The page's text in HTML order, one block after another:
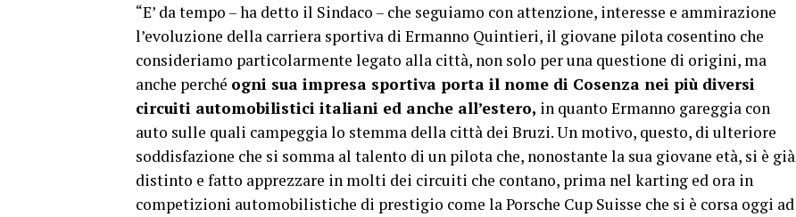
“E’ da tempo – ha detto il Sindaco – che seguiamo con attenzione, interesse e ammirazione
l’evoluzione della carriera sportiva di Ermanno Quintieri, il giovane pilota cosentino che
consideriamo particolarmente legato alla città, non solo per una questione di origini, ma
anche perché ogni sua impresa sportiva porta il nome di Cosenza nei più diversi
circuiti automobilistici italiani ed anche all’estero, in quanto Ermanno gareggia con
auto sulle quali campeggia lo stemma della città dei Bruzi. Un motivo, questo, di ulteriore
soddisfazione che si somma al talento di un pilota che, nonostante la sua giovane età, si è già
distinto e fatto apprezzare in molti dei circuiti che contano, prima nel karting ed ora in
competizioni automobilistiche di prestigio come la Porsche Cup Suisse che si è corsa oggi ad